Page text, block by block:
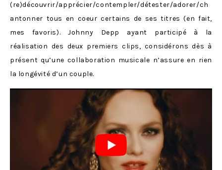
(re)découvrir/apprécier/contempler/détester/adorer/ch
antonner tous en coeur certains de ses titres (en fait,
mes favoris). Johnny Depp ayant participé à la
réalisation des deux premiers clips, considérons dès à
présent qu’une collaboration musicale n’assure en rien
la longévité d’un couple.